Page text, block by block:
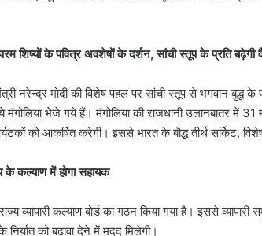
शिष्यों के पवित्र अवशेषों के दर्शन, सांची स्तूप के प्रति बढ़ेगी
नरेन्द्र मोदी की विशेष पहल पर सांची स्तूप से भगवान बुद्ध के
मंगोलिया भेजे गये हैं। मंगोलिया की राजधानी उलानबातर में
को आकर्षित करेगी। इससे भारत के बौद्ध तीर्थ सर्किट,
के कल्याण में होगा सहायक
व्यापारी कल्याण बोर्ड का गठन किया गया है। इससे व्यापारी
को बढ़ावा देने में मदद मिलेगी।